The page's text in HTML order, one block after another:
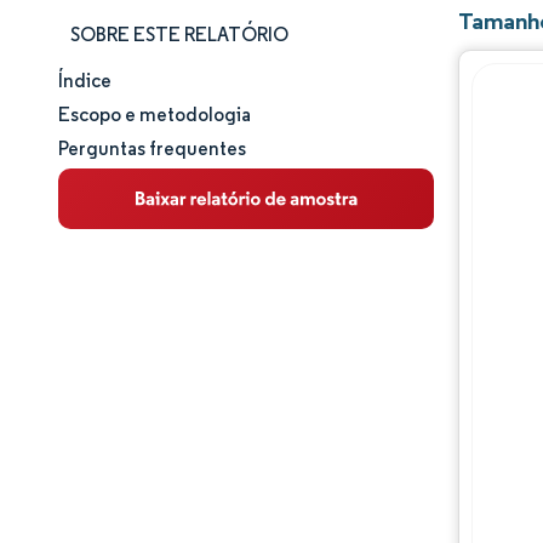
SOBRE ESTE RELATÓRIO
Tamanho e participação de mercado
Análise de mercado
Tendências e insights
Índice
Escopo e metodologia
Perguntas frequentes